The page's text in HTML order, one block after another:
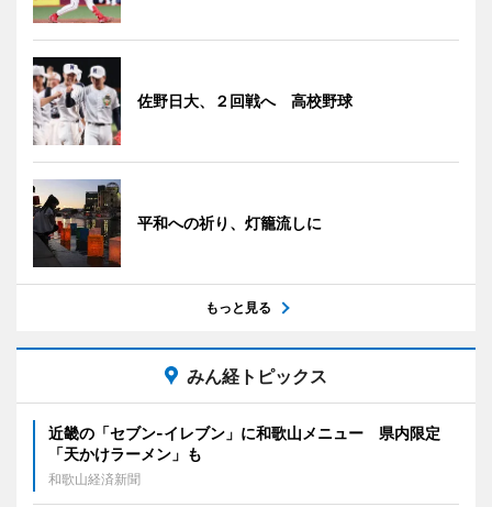
佐野日大、２回戦へ 高校野球
平和への祈り、灯籠流しに
もっと見る
みん経トピックス
近畿の「セブン-イレブン」に和歌山メニュー 県内限定
「天かけラーメン」も
和歌山経済新聞